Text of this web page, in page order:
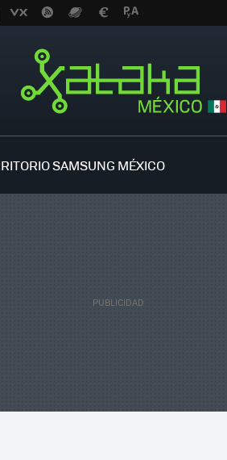
SAMSUNG MÉXICO